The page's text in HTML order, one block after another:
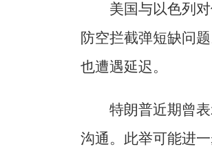
美国与以色列
防空拦截弹短缺问
也遭遇延迟。
特朗普近期曾
沟通。此举可能进